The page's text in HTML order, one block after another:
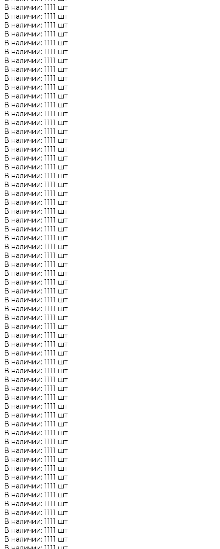
В наличии: 1111 шт
В наличии: 1111 шт
В наличии: 1111 шт
В наличии: 1111 шт
В наличии: 1111 шт
В наличии: 1111 шт
В наличии: 1111 шт
В наличии: 1111 шт
В наличии: 1111 шт
В наличии: 1111 шт
В наличии: 1111 шт
В наличии: 1111 шт
В наличии: 1111 шт
В наличии: 1111 шт
В наличии: 1111 шт
В наличии: 1111 шт
В наличии: 1111 шт
В наличии: 1111 шт
В наличии: 1111 шт
В наличии: 1111 шт
В наличии: 1111 шт
В наличии: 1111 шт
В наличии: 1111 шт
В наличии: 1111 шт
В наличии: 1111 шт
В наличии: 1111 шт
В наличии: 1111 шт
В наличии: 1111 шт
В наличии: 1111 шт
В наличии: 1111 шт
В наличии: 1111 шт
В наличии: 1111 шт
В наличии: 1111 шт
В наличии: 1111 шт
В наличии: 1111 шт
В наличии: 1111 шт
В наличии: 1111 шт
В наличии: 1111 шт
В наличии: 1111 шт
В наличии: 1111 шт
В наличии: 1111 шт
В наличии: 1111 шт
В наличии: 1111 шт
В наличии: 1111 шт
В наличии: 1111 шт
В наличии: 1111 шт
В наличии: 1111 шт
В наличии: 1111 шт
В наличии: 1111 шт
В наличии: 1111 шт
В наличии: 1111 шт
В наличии: 1111 шт
В наличии: 1111 шт
В наличии: 1111 шт
В наличии: 1111 шт
В наличии: 1111 шт
В наличии: 1111 шт
В наличии: 1111 шт
В наличии: 1111 шт
В наличии: 1111 шт
В наличии: 1111 шт